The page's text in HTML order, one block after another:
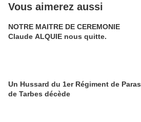
Vous aimerez aussi
NOTRE MAITRE DE CEREMONIE
Claude ALQUIE nous quitte.
Un Hussard du 1er Régiment de Paras
de Tarbes décède